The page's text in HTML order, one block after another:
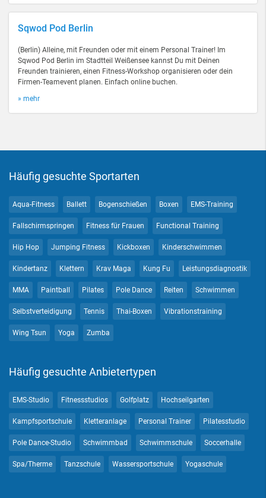
Sqwod Pod Berlin
(Berlin) Alleine, mit Freunden oder mit einem Personal Trainer! Im
Sqwod Pod Berlin im Stadtteil Weißensee kannst Du mit Deinen
Freunden trainieren, einen Fitness-Workshop organisieren oder dein
Firmen-Teamevent planen. Einfach online buchen.
» mehr
Häufig gesuchte Sportarten
Aqua-Fitness Ballett Bogenschießen Boxen EMS-Training
Fallschirmspringen Fitness für Frauen Functional Training
Hip Hop Jumping Fitness Kickboxen Kinderschwimmen
Kindertanz Klettern Krav Maga Kung Fu Leistungsdiagnostik
MMA Paintball Pilates Pole Dance Reiten Schwimmen
Selbstverteidigung Tennis Thai-Boxen Vibrationstraining
Wing Tsun Yoga Zumba
Häufig gesuchte Anbietertypen
EMS-Studio Fitnessstudios Golfplatz Hochseilgarten
Kampfsportschule Kletteranlage Personal Trainer Pilatesstudio
Pole Dance-Studio Schwimmbad Schwimmschule Soccerhalle
Spa/Therme Tanzschule Wassersportschule Yogaschule